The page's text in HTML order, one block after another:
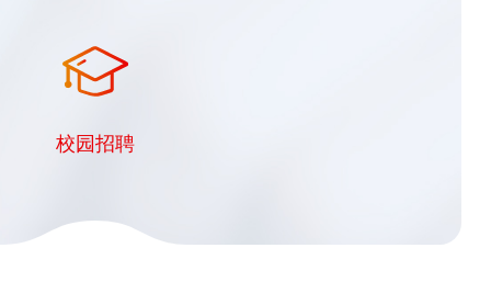
校园招聘